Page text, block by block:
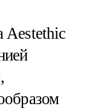
Aestethic